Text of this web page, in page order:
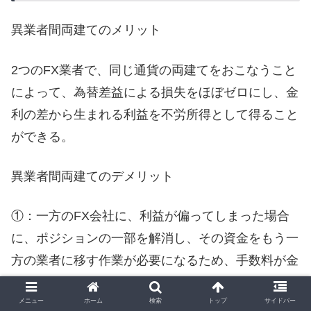
異業者間両建てのメリット
2つのFX業者で、同じ通貨の両建てをおこなうこと
によって、為替差益による損失をほぼゼロにし、金
利の差から生まれる利益を不労所得として得ること
ができる。
異業者間両建てのデメリット
①：一方のFX会社に、利益が偏ってしまった場合
に、ポジションの一部を解消し、その資金をもう一
方の業者に移す作業が必要になるため、手数料が金
利利益の大半を食いとってしまう。
メニュー ホーム 検索 トップ サイドバー